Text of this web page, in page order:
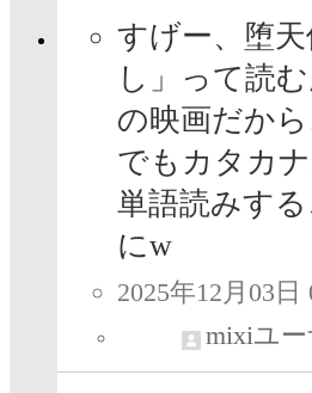
すげー、堕
し」って読
の映画だか
でもカタカ
単語読みす
にw
2025年12月03日
mixiユー